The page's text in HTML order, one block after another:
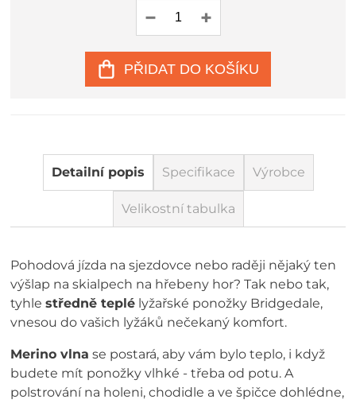
PŘIDAT DO KOŠÍKU
Detailní popis Specifikace Výrobce
Velikostní tabulka
Pohodová jízda na sjezdovce nebo raději nějaký ten
výšlap na skialpech na hřebeny hor? Tak nebo tak,
tyhlestředně teplé lyžařské ponožky Bridgedale,
vnesou do vašich lyžáků nečekaný komfort.
Merino vlna se postará, aby vám bylo teplo, i když
budete mít ponožky vlhké - třeba od potu. A
polstrování na holeni, chodidle a ve špičce dohlédne,